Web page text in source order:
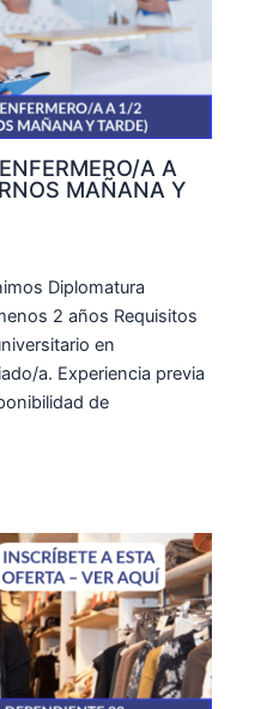
A A
MAÑANA Y
Diplomatura
2 años Requisitos
en
a. Experiencia previa
de